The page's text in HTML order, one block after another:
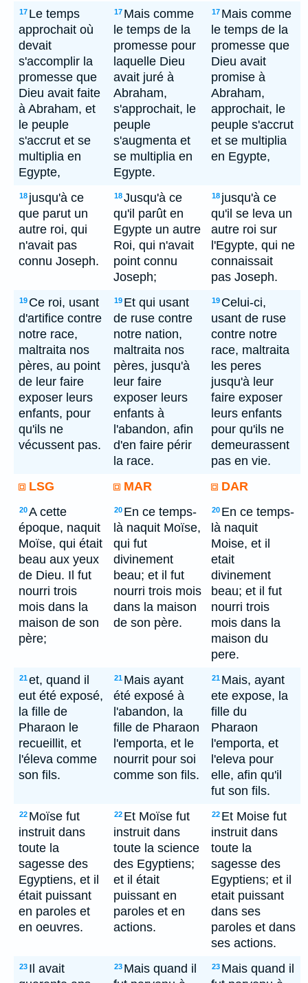
17 Le temps
approchait où
devait
s'accomplir la
promesse que
Dieu avait faite
à Abraham, et
le peuple
s'accrut et se
multiplia en
Egypte,
17 Mais comme
le temps de la
promesse pour
laquelle Dieu
avait juré à
Abraham,
s'approchait, le
peuple
s'augmenta et
se multiplia en
Egypte.
17 Mais comme
le temps de la
promesse que
Dieu avait
promise à
Abraham,
approchait, le
peuple s'accrut
et se multiplia
en Egypte,
18 jusqu'à ce
que parut un
autre roi, qui
n'avait pas
connu Joseph.
18Jusqu'à ce
qu'il parût en
Egypte un autre
Roi, qui n'avait
point connu
Joseph;
18 jusqu'à ce
qu'il se leva un
autre roi sur
l'Egypte, qui ne
connaissait
pas Joseph.
19 Ce roi, usant
d'artifice contre
notre race,
maltraita nos
pères, au point
de leur faire
exposer leurs
enfants, pour
qu'ils ne
vécussent pas.
19 Et qui usant
de ruse contre
notre nation,
maltraita nos
pères, jusqu'à
leur faire
exposer leurs
enfants à
l'abandon, afin
d'en faire périr
la race.
19 Celui-ci,
usant de ruse
contre notre
race, maltraita
les peres
jusqu'à leur
faire exposer
leurs enfants
pour qu'ils ne
demeurassent
pas en vie.
LSG
MAR DAR
20A cette
époque, naquit
Moïse, qui était
beau aux yeux
de Dieu. Il fut
nourri trois
mois dans la
maison de son
père;
20 En ce temps-
là naquit Moïse,
qui fut
divinement
beau; et il fut
nourri trois mois
dans la maison
de son père.
20 En ce temps-
là naquit
Moise, et il
etait
divinement
beau; et il fut
nourri trois
mois dans la
maison du
pere.
21et, quand il
eut été exposé,
la fille de
Pharaon le
recueillit, et
l'éleva comme
son fils.
21 Mais ayant
été exposé à
l'abandon, la
fille de Pharaon
l'emporta, et le
nourrit pour soi
comme son fils.
21 Mais, ayant
ete expose, la
fille du
Pharaon
l'emporta, et
l'eleva pour
elle, afin qu'il
fut son fils.
22 Moïse fut
instruit dans
toute la
sagesse des
Egyptiens, et il
était puissant
en paroles et
en oeuvres.
22 Et Moïse fut
instruit dans
toute la science
des Egyptiens;
et il était
puissant en
paroles et en
actions.
22 Et Moise fut
instruit dans
toute la
sagesse des
Egyptiens; et il
etait puissant
dans ses
paroles et dans
ses actions.
23 Il avait
23 Mais quand il
23 Mais quand il